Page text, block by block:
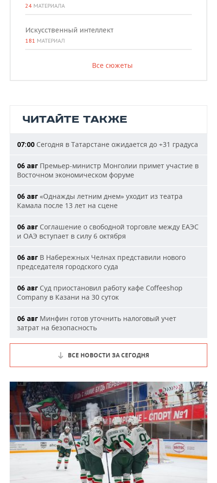
24 МАТЕРИАЛА
Искусственный интеллект
181 МАТЕРИАЛ
Все сюжеты
ЧИТАЙТЕ ТАКЖЕ
07:00 Сегодня в Татарстане ожидается до +31 градуса
06 авг Премьер-министр Монголии примет участие в
Восточном экономическом форуме
06 авг «Однажды летним днем» уходит из театра
Камала после 13 лет на сцене
06 авг Соглашение о свободной торговле между ЕАЭС
и ОАЭ вступает в силу 6 октября
06 авг В Набережных Челнах представили нового
председателя городского суда
06 авг Суд приостановил работу кафе Coffeeshop
Company в Казани на 30 суток
06 авг Минфин готов уточнить налоговый учет
затрат на безопасность
ВСЕ НОВОСТИ ЗА СЕГОДНЯ